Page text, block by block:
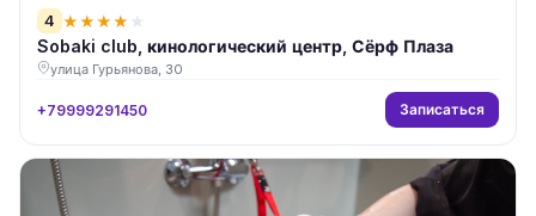
4 ★★★★ ★
Sobaki club, кинологический центр, Сёрф Плаза
улица Гурьянова, 30
+79999291450 Записаться